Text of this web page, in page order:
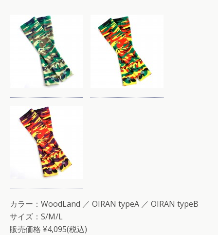
カラー：WoodLand ／ OIRAN typeA ／ OIRAN typeB
サイズ：S/M/L
販売価格 ¥4,095(税込)